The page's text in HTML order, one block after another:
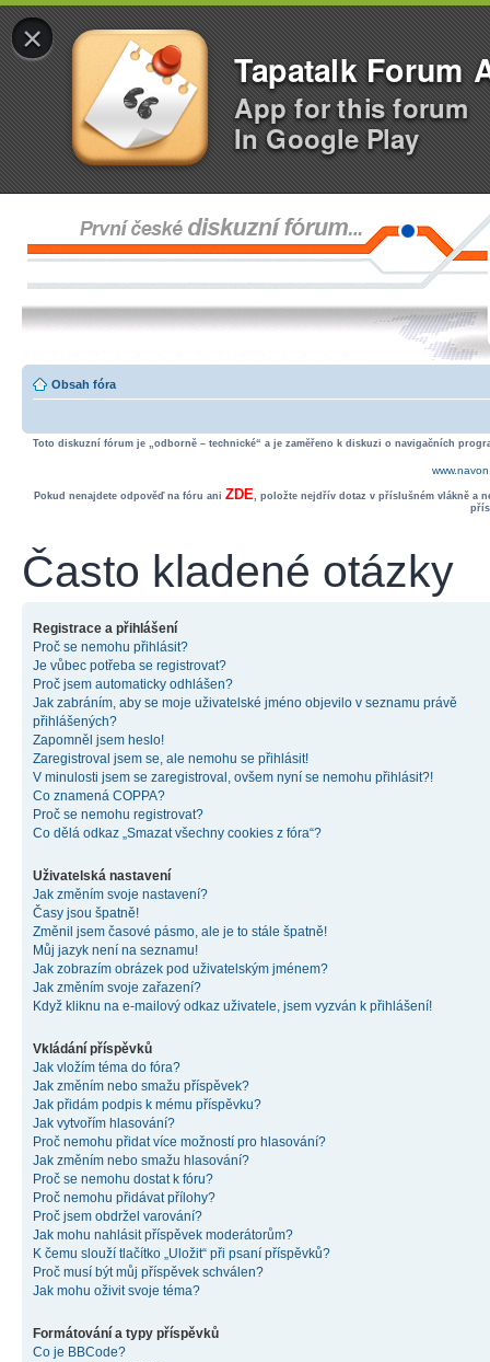
×
Tapatalk Forum
App for this forum
In Google Play
Obsah fóra
Toto diskuzní fórum je „odborně – technické“ a je zaměřeno k diskuzi o navigačních
Pokud nenajdete odpověď na fóru ani ZDE, položte nejdřív dotaz v příslušném vlákně a
Často kladené otázky
Registrace a přihlášení
Proč se nemohu přihlásit?
Je vůbec potřeba se registrovat?
Proč jsem automaticky odhlášen?
Jak zabráním, aby se moje uživatelské jméno objevilo v seznamu právě
přihlášených?
Zapomněl jsem heslo!
Zaregistroval jsem se, ale nemohu se přihlásit!
V minulosti jsem se zaregistroval, ovšem nyní se nemohu přihlásit?!
Co znamená COPPA?
Proč se nemohu registrovat?
Co dělá odkaz „Smazat všechny cookies z fóra“?
Uživatelská nastavení
Jak změním svoje nastavení?
Časy jsou špatně!
Změnil jsem časové pásmo, ale je to stále špatně!
Můj jazyk není na seznamu!
Jak zobrazím obrázek pod uživatelským jménem?
Jak změním svoje zařazení?
Když kliknu na e-mailový odkaz uživatele, jsem vyzván k přihlášení!
Vkládání příspěvků
Jak vložím téma do fóra?
Jak změním nebo smažu příspěvek?
Jak přidám podpis k mému příspěvku?
Jak vytvořím hlasování?
Proč nemohu přidat více možností pro hlasování?
Jak změním nebo smažu hlasování?
Proč se nemohu dostat k fóru?
Proč nemohu přidávat přílohy?
Proč jsem obdržel varování?
Jak mohu nahlásit příspěvek moderátorům?
K čemu slouží tlačítko „Uložit“ při psaní příspěvků?
Proč musí být můj příspěvek schválen?
Jak mohu oživit svoje téma?
Formátování a typy příspěvků
Co je BBCode?